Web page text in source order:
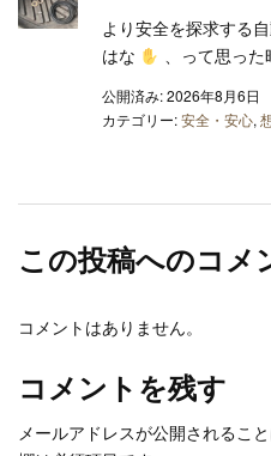
より安全を探求する
はな
、って思った
公開済み: 2026年8月6日
カテゴリー:安全・安心,
この投稿へのコメ
コメントはありません。
コメントを残す
メールアドレスが公開されること